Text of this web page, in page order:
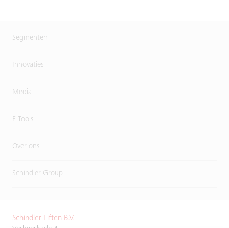
Segmenten
Innovaties
Media
E-Tools
Over ons
Schindler Group
Schindler Liften B.V.